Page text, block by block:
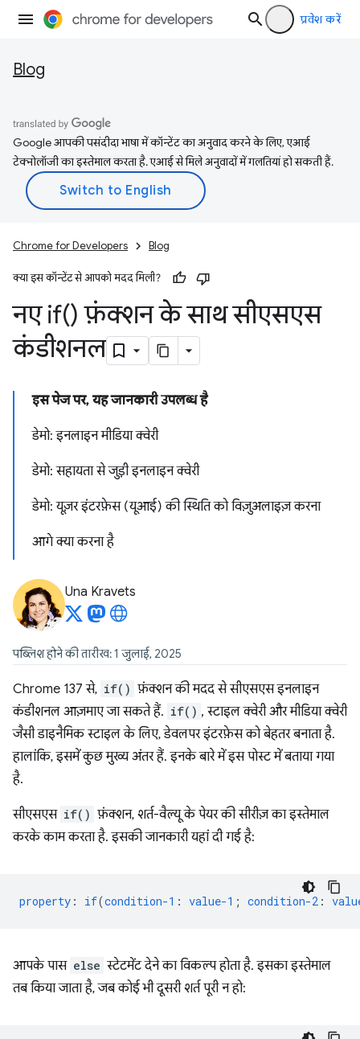
प्रवेश करें
Blog
Google आपकी पसंदीदा भाषा में कॉन्टेंट का अनुवाद करने के लिए, एआई
टेक्नोलॉजी का इस्तेमाल करता है. एआई से मिले अनुवादों में गलतियां हो सकती हैं.
Chrome for Developers Blog
क्या इस कॉन्टेंट से आपको मदद मिली?
नएif() फ़ंक्शन के साथ सीएसएस
कंडीशनल
इस पेज पर, यह जानकारी उपलब्ध है
डेमो: इनलाइन मीडिया क्वेरी
डेमो: सहायता से जुड़ी इनलाइन क्वेरी
डेमो: यूज़र इंटरफ़ेस (यूआई) की स्थिति को विज़ुअलाइज़ करना
आगे क्या करना है
Una Kravets
पब्लिश होने की तारीख: 1 जुलाई, 2025
Chrome 137 से, if() फ़ंक्शन की मदद से सीएसएस इनलाइन
कंडीशनल आज़माए जा सकते हैं. if() , स्टाइल क्वेरी और मीडिया क्वेरी
जैसी डाइनैमिक स्टाइल के लिए, डेवलपर इंटरफ़ेस को बेहतर बनाता है.
हालांकि, इसमें कुछ मुख्य अंतर हैं. इनके बारे में इस पोस्ट में बताया गया
है.
सीएसएस if() फ़ंक्शन, शर्त-वैल्यू के पेयर की सीरीज़ का इस्तेमाल
करके काम करता है. इसकी जानकारी यहां दी गई है:
property : if(condition-1 : value-1 ; condition-2 :
आपके पास else स्टेटमेंट देने का विकल्प होता है. इसका इस्तेमाल
तब किया जाता है, जब कोई भी दूसरी शर्त पूरी न हो: